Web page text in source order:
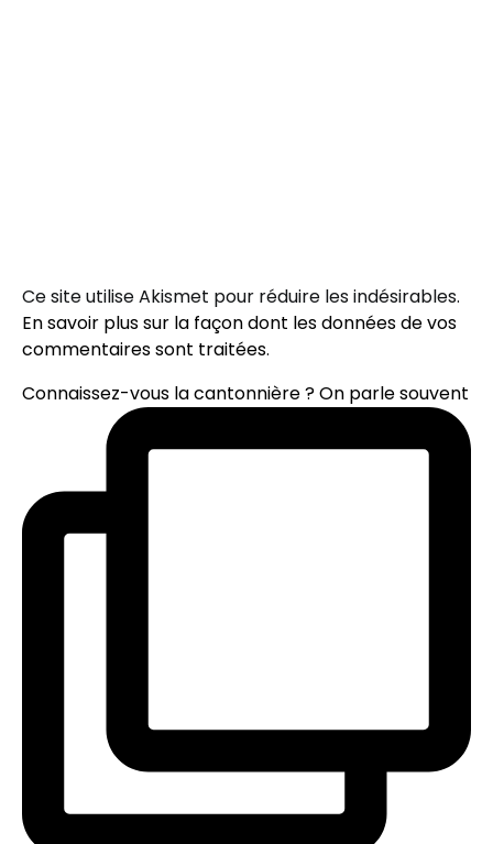
Ce site utilise Akismet pour réduire les indésirables.
En savoir plus sur la façon dont les données de vos
commentaires sont traitées.
Connaissez-vous la cantonnière ? On parle souvent